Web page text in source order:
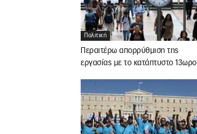
Πολιτική
Περαιτέρω απορρύθμιση της
εργασίας με το κατάπτυστο 13ωρο